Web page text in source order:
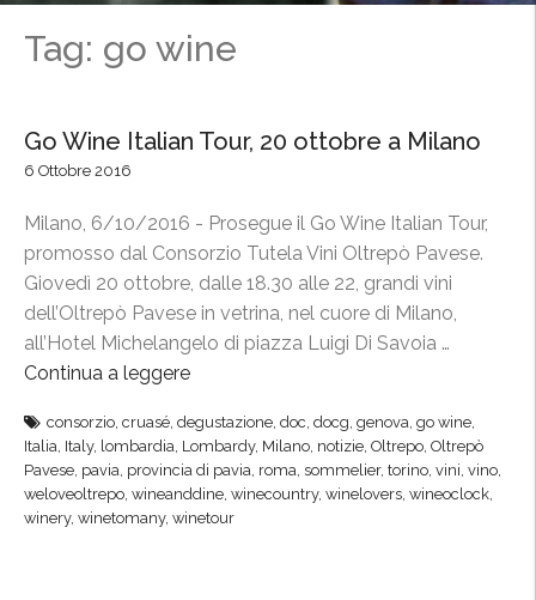
Tag: go wine
Go Wine Italian Tour, 20 ottobre a Milano
6 Ottobre 2016
Milano, 6/10/2016 - Prosegue il Go Wine Italian Tour,
promosso dal Consorzio Tutela Vini Oltrepò Pavese.
Giovedì 20 ottobre, dalle 18.30 alle 22, grandi vini
dell’Oltrepò Pavese in vetrina, nel cuore di Milano,
all’Hotel Michelangelo di piazza Luigi Di Savoia …
Continua a leggere
o
W
i
n
consorzio, cruasé, degustazione, doc, docg, genova, go wine,
Italia, Italy, lombardia, Lombardy, Milano, notizie, Oltrepo, Oltrepò
Pavese, pavia, provincia di pavia, roma, sommelier, torino, vini, vino,
weloveoltrepo, wineanddine, winecountry, winelovers, wineoclock,
winery, winetomany, winetour